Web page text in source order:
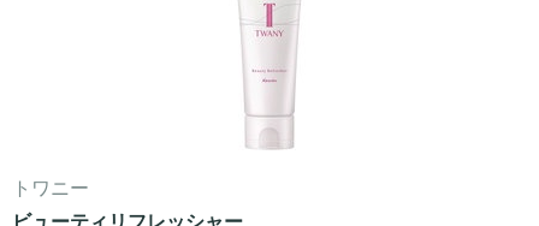
トワニー